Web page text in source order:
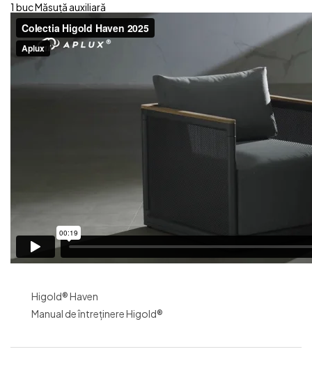
1 bucMăsuță auxiliară
Higold® Haven
Manual de întreținere Higold®